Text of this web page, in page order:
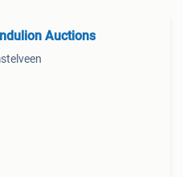
Auctions